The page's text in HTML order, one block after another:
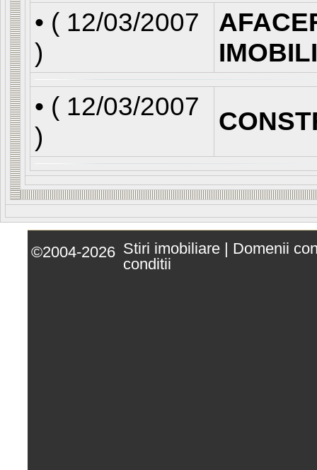
• ( 12/03/2007
)
• ( 12/03/2007
)
©2004-2026 Stiri imobiliare | Domenii
conditii